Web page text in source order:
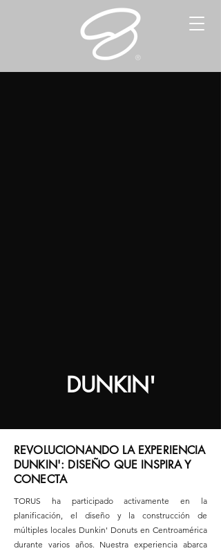
DUNKIN'
REVOLUCIONANDO LA EXPERIENCIA
DUNKIN': DISEÑO QUE INSPIRA Y
CONECTA
TORUS ha participado activamente en la
planificación, el diseño y la construcción de
múltiples locales Dunkin' Donuts en Centroamérica
durante varios años. Nuestra experiencia abarca